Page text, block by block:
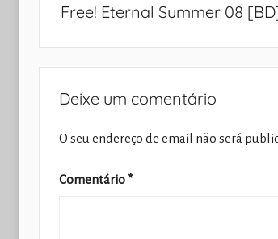
artigos
Free! Eternal Summer 08
Deixe um comentário
O seu endereço de email não será
Comentário *